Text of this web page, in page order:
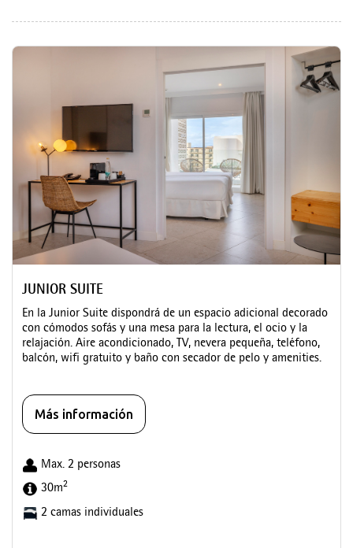
JUNIOR SUITE
En la Junior Suite dispondrá de un espacio adicional decorado
con cómodos sofás y una mesa para la lectura, el ocio y la
relajación. Aire acondicionado, TV, nevera pequeña, teléfono,
balcón, wifi gratuito y baño con secador de pelo y amenities.
Más información
Max. 2 personas
30m2
2 camas individuales